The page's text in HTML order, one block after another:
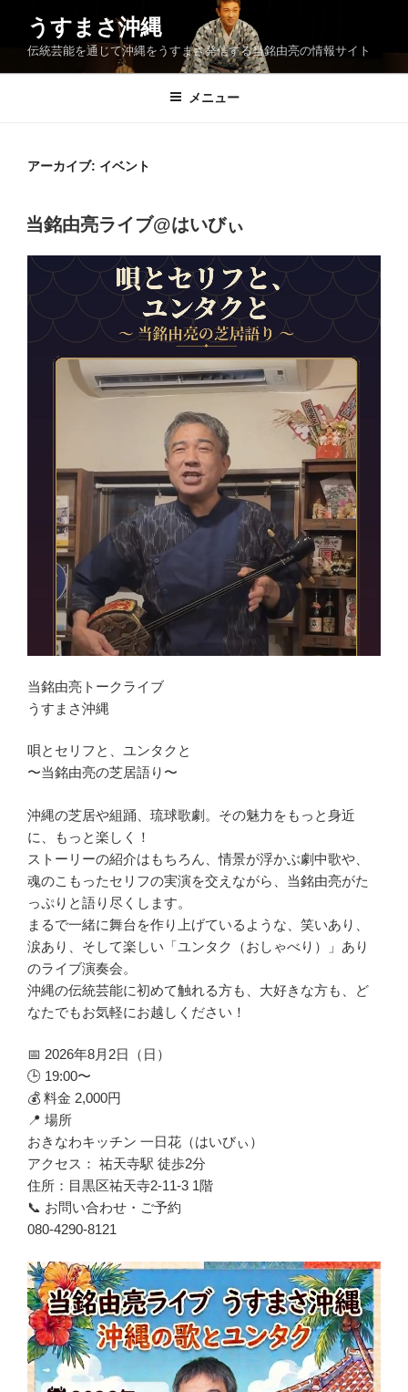
ン
うすまさ沖縄
伝統芸能を通じて沖縄をうすまさ発信する当銘由亮の情報サイト
メニュー
アーカイブ: イベント
当銘由亮ライブ@はいびぃ
当銘由亮トークライブ
うすまさ沖縄
唄とセリフと、ユンタクと
〜当銘由亮の芝居語り〜
沖縄の芝居や組踊、琉球歌劇。その魅力をもっと身近
に、もっと楽しく！
ストーリーの紹介はもちろん、情景が浮かぶ劇中歌や、
魂のこもったセリフの実演を交えながら、当銘由亮がた
っぷりと語り尽くします。
まるで一緒に舞台を作り上げているような、笑いあり、
涙あり、そして楽しい「ユンタク（おしゃべり）」あり
のライブ演奏会。
沖縄の伝統芸能に初めて触れる方も、大好きな方も、ど
なたでもお気軽にお越しください！
📅 2026年8月2日（日）
🕒 19:00〜
💰 料金 2,000円
📍 場所
おきなわキッチン 一日花（はいびぃ）
アクセス： 祐天寺駅 徒歩2分
住所：目黒区祐天寺2-11-3 1階
📞 お問い合わせ・ご予約
080-4290-8121